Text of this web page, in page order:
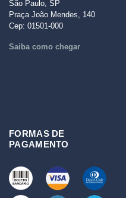
São Paulo, SP
Praça João Mendes, 140
Cep: 01501-000
Saiba como chegar
FORMAS DE
PAGAMENTO